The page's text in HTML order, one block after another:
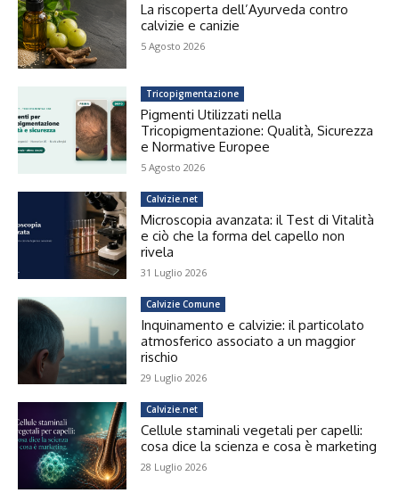
La riscoperta dell’Ayurveda contro
calvizie e canizie
5 Agosto 2026
Tricopigmentazione
Pigmenti Utilizzati nella
Tricopigmentazione: Qualità, Sicurezza
e Normative Europee
5 Agosto 2026
Calvizie.net
Microscopia avanzata: il Test di Vitalità
e ciò che la forma del capello non
rivela
31 Luglio 2026
Calvizie Comune
Inquinamento e calvizie: il particolato
atmosferico associato a un maggior
rischio
29 Luglio 2026
Calvizie.net
Cellule staminali vegetali per capelli:
cosa dice la scienza e cosa è marketing
28 Luglio 2026